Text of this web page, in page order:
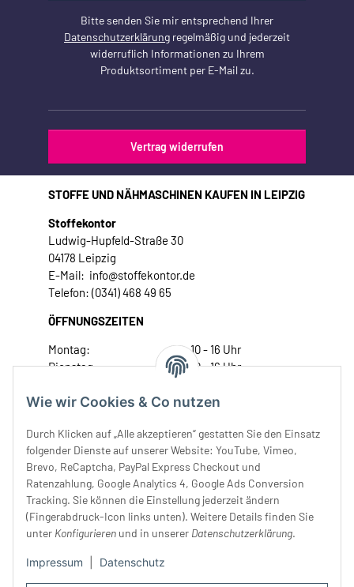
Wie wir Cookies & Co nutzen
Durch Klicken auf „Alle akzeptieren“ gestatten Sie den Einsatz
folgender Dienste auf unserer Website: YouTube, Vimeo,
Brevo, ReCaptcha, PayPal Express Checkout und
Ratenzahlung, Google Analytics 4, Google Ads Conversion
Tracking. Sie können die Einstellung jederzeit ändern
(Fingerabdruck-Icon links unten). Weitere Details finden Sie
unter Konfigurieren und in unserer Datenschutzerklärung.
Impressum Datenschutz
Bitte senden Sie mir entsprechend Ihrer
Datenschutzerklärung regelmäßig und jederzeit
widerruflich Informationen zu Ihrem
Produktsortiment per E-Mail zu.
Vertrag widerrufen
STOFFE UND NÄHMASCHINEN KAUFEN IN LEIPZIG
Stoffekontor
Ludwig-Hupfeld-Straße 30
04178 Leipzig
E-Mail: info@stoffekontor.de
Telefon: (0341) 468 49 65
ÖFFNUNGSZEITEN
Montag:
10 - 16 Uhr
Dienstag:
10 - 16 Uhr
Donnerstag:
10 - 18 Uhr
Samstag:
10 - 14 Uhr
Unser Service
Rechtliches